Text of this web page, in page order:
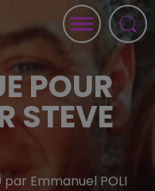
POUR
STEVE
par Emmanuel POLI